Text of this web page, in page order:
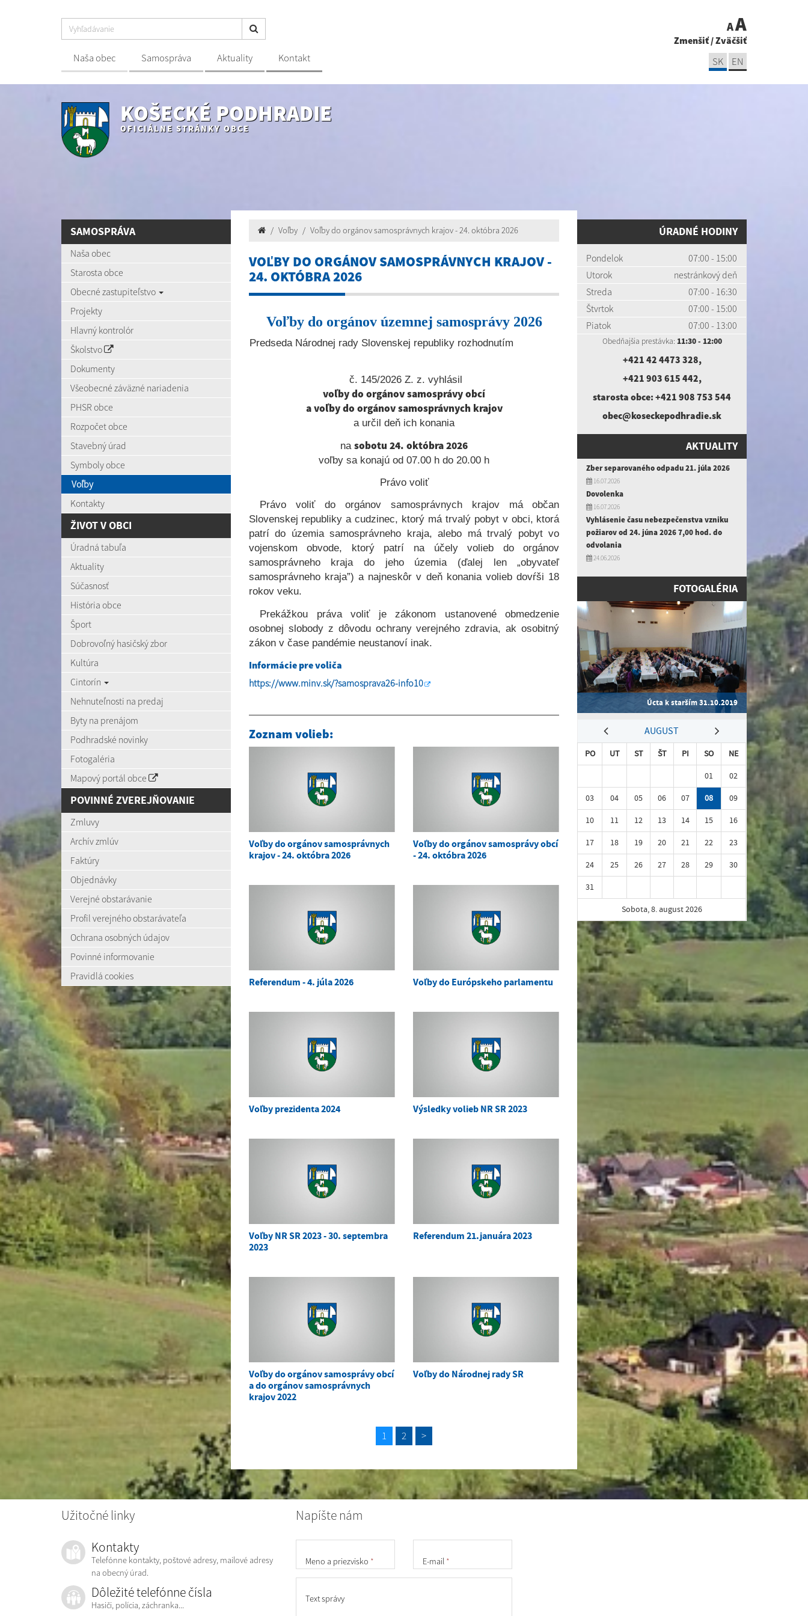
Naša obec Samospráva Aktuality Kontakt
AA
Zmenšiť/Zväčšiť
SK EN
KOŠECKÉ PODHRADIE
OFICIÁLNE STRÁNKY OBCE
SAMOSPRÁVA
Naša obec
Starosta obce
Obecné zastupiteľstvo
Projekty
Hlavný kontrolór
Školstvo
Dokumenty
Všeobecné záväzné nariadenia
PHSR obce
Rozpočet obce
Stavebný úrad
Symboly obce
Voľby
Kontakty
ŽIVOT V OBCI
Úradná tabuľa
Aktuality
Súčasnosť
História obce
Šport
Dobrovoľný hasičský zbor
Kultúra
Cintorín
Nehnuteľnosti na predaj
Byty na prenájom
Podhradské novinky
Fotogaléria
Mapový portál obce
POVINNÉ ZVEREJŇOVANIE
Zmluvy
Archív zmlúv
Faktúry
Objednávky
Verejné obstarávanie
Profil verejného obstarávateľa
Ochrana osobných údajov
Povinné informovanie
Pravidlá cookies
Voľby Voľby do orgánov samosprávnych krajov - 24. októbra 2026
VOĽBY DO ORGÁNOV SAMOSPRÁVNYCH KRAJOV -
24. OKTÓBRA 2026
Voľby do orgánov územnej samosprávy 2026
Predseda Národnej rady Slovenskej republiky rozhodnutím
č. 145/2026 Z. z. vyhlásil
voľby do orgánov samosprávy obcí
a voľby do orgánov samosprávnych krajov
a určil deň ich konania
na sobotu 24. októbra 2026
voľby sa konajú od 07.00 h do 20.00 h
Právo voliť
Právo voliť do orgánov samosprávnych krajov má občan
Slovenskej republiky a cudzinec, ktorý má trvalý pobyt v obci, ktorá
patrí do územia samosprávneho kraja, alebo má trvalý pobyt vo
vojenskom obvode, ktorý patrí na účely volieb do orgánov
samosprávneho kraja do jeho územia (ďalej len „obyvateľ
samosprávneho kraja”) a najneskôr v deň konania volieb dovŕši 18
rokov veku.
Prekážkou práva voliť je zákonom ustanovené obmedzenie
osobnej slobody z dôvodu ochrany verejného zdravia, ak osobitný
zákon v čase pandémie neustanoví inak.
Informácie pre voliča
https://www.minv.sk/?samosprava26-info10
Zoznam volieb:
Voľby do orgánov samosprávnych
krajov - 24. októbra 2026
Voľby do orgánov samosprávy obcí
- 24. októbra 2026
Referendum - 4. júla 2026 Voľby do Európskeho parlamentu
Voľby prezidenta 2024 Výsledky volieb NR SR 2023
Voľby NR SR 2023 - 30. septembra
2023
Referendum 21.januára 2023
Voľby do orgánov samosprávy obcí
a do orgánov samosprávnych
krajov 2022
Voľby do Národnej rady SR
1 2 >
ÚRADNÉ HODINY
Pondelok
07:00 - 15:00
Utorok
nestránkový deň
Streda
07:00 - 16:30
Štvrtok
07:00 - 15:00
Piatok
07:00 - 13:00
Obedňajšia prestávka: 11:30 - 12:00
+421 42 4473 328,
+421 903 615 442,
starosta obce:+421 908 753 544
obec@koseckepodhradie.sk
AKTUALITY
Zber separovaného odpadu 21. júla 2026
16.07.2026
Dovolenka
16.07.2026
Vyhlásenie času nebezpečenstva vzniku
požiarov od 24. júna 2026 7,00 hod. do
odvolania
24.06.2026
FOTOGALÉRIA
Úcta k starším 31.10.2019
AUGUST
PO UT ST ŠT PI SO
NE
01
02
03
04 05 06 07 08
09
10
11 12 13 14 15
16
17
18 19 20 21 22
23
24
25 26 27 28 29
30
31
Sobota, 8. august 2026
Napíšte nám
Meno a priezvisko * E-mail *
Text správy
Užitočné linky
Kontakty
Telefónne kontakty, poštové adresy, mailové adresy
na obecný úrad.
Dôležité telefónne čísla
Hasiči, polícia, záchranka...